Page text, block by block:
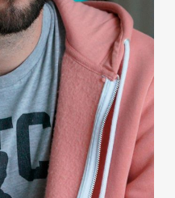
DE UMO agency. TODOS LOS